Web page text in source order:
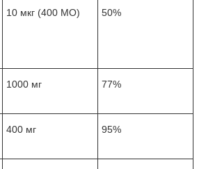
10 мкг (400 МО) 50%
1000 мг 77%
400 мг 95%